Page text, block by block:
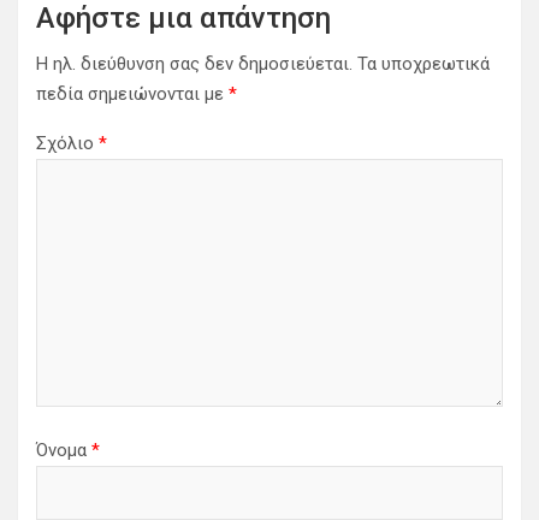
Αφήστε μια απάντηση
Η ηλ. διεύθυνση σας δεν δημοσιεύεται. Τα υποχρεωτικά
πεδία σημειώνονται με *
Σχόλιο *
Όνομα *